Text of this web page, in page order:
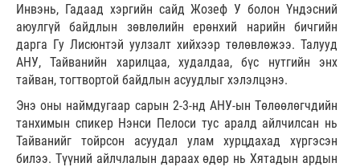
Инвэнь, Гадаад хэргийн сайд Жозеф У болон Үндэсний
аюулгүй байдлын зөвлөлийн ерөнхий нарийн бичгийн
дарга Гу Лисюнтэй уулзалт хийхээр төлөвлөжээ. Талууд
АНУ, Тайванийн харилцаа, худалдаа, бүс нутгийн энх
тайван, тогтвортой байдлын асуудлыг хэлэлцэнэ.
Энэ оны наймдугаар сарын 2-3-нд АНУ-ын Төлөөлөгчдийн
танхимын спикер Нэнси Пелоси тус аралд айлчилсан нь
Тайванийг тойрсон асуудал улам хурцдахад хүргэсэн
билээ. Түүний айлчлалын дараах өдөр нь Хятадын ардын